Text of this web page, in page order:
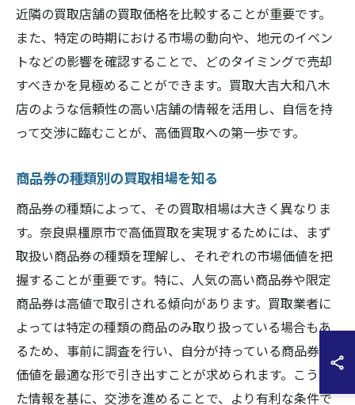
近隣の買取店舗の買取価格を比較することが重要です。
また、特定の時期における市場の動向や、地元のイベン
トなどの影響を確認することで、どのタイミングで売却
すべきかを見極めることができます。買取大吉大和八木
店のような信頼性の高い店舗の情報を活用し、自信を持
って交渉に臨むことが、高価買取への第一歩です。
商品券の種類別の買取相場を知る
商品券の種類によって、その買取相場は大きく異なりま
す。奈良県橿原市で高価買取を実現するためには、まず
取扱い商品券の種類を理解し、それぞれの市場価値を把
握することが重要です。特に、人気の高い商品券や限定
商品券は高値で取引される傾向があります。買取業者に
よっては特定の種類の商品のみ取り扱っている場合もあ
るため、事前に調査を行い、自分が持っている商品券の
価値を最適な形で引き出すことが求められます。こうし
た情報を基に、交渉を進めることで、より有利な条件で